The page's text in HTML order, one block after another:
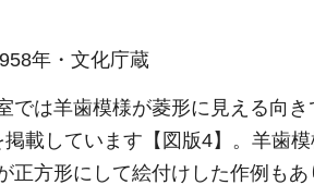
年・文化庁蔵
では羊歯模様が菱形に見える向き
載しています【図版4】。羊歯
正方形にして絵付けした作例もあ